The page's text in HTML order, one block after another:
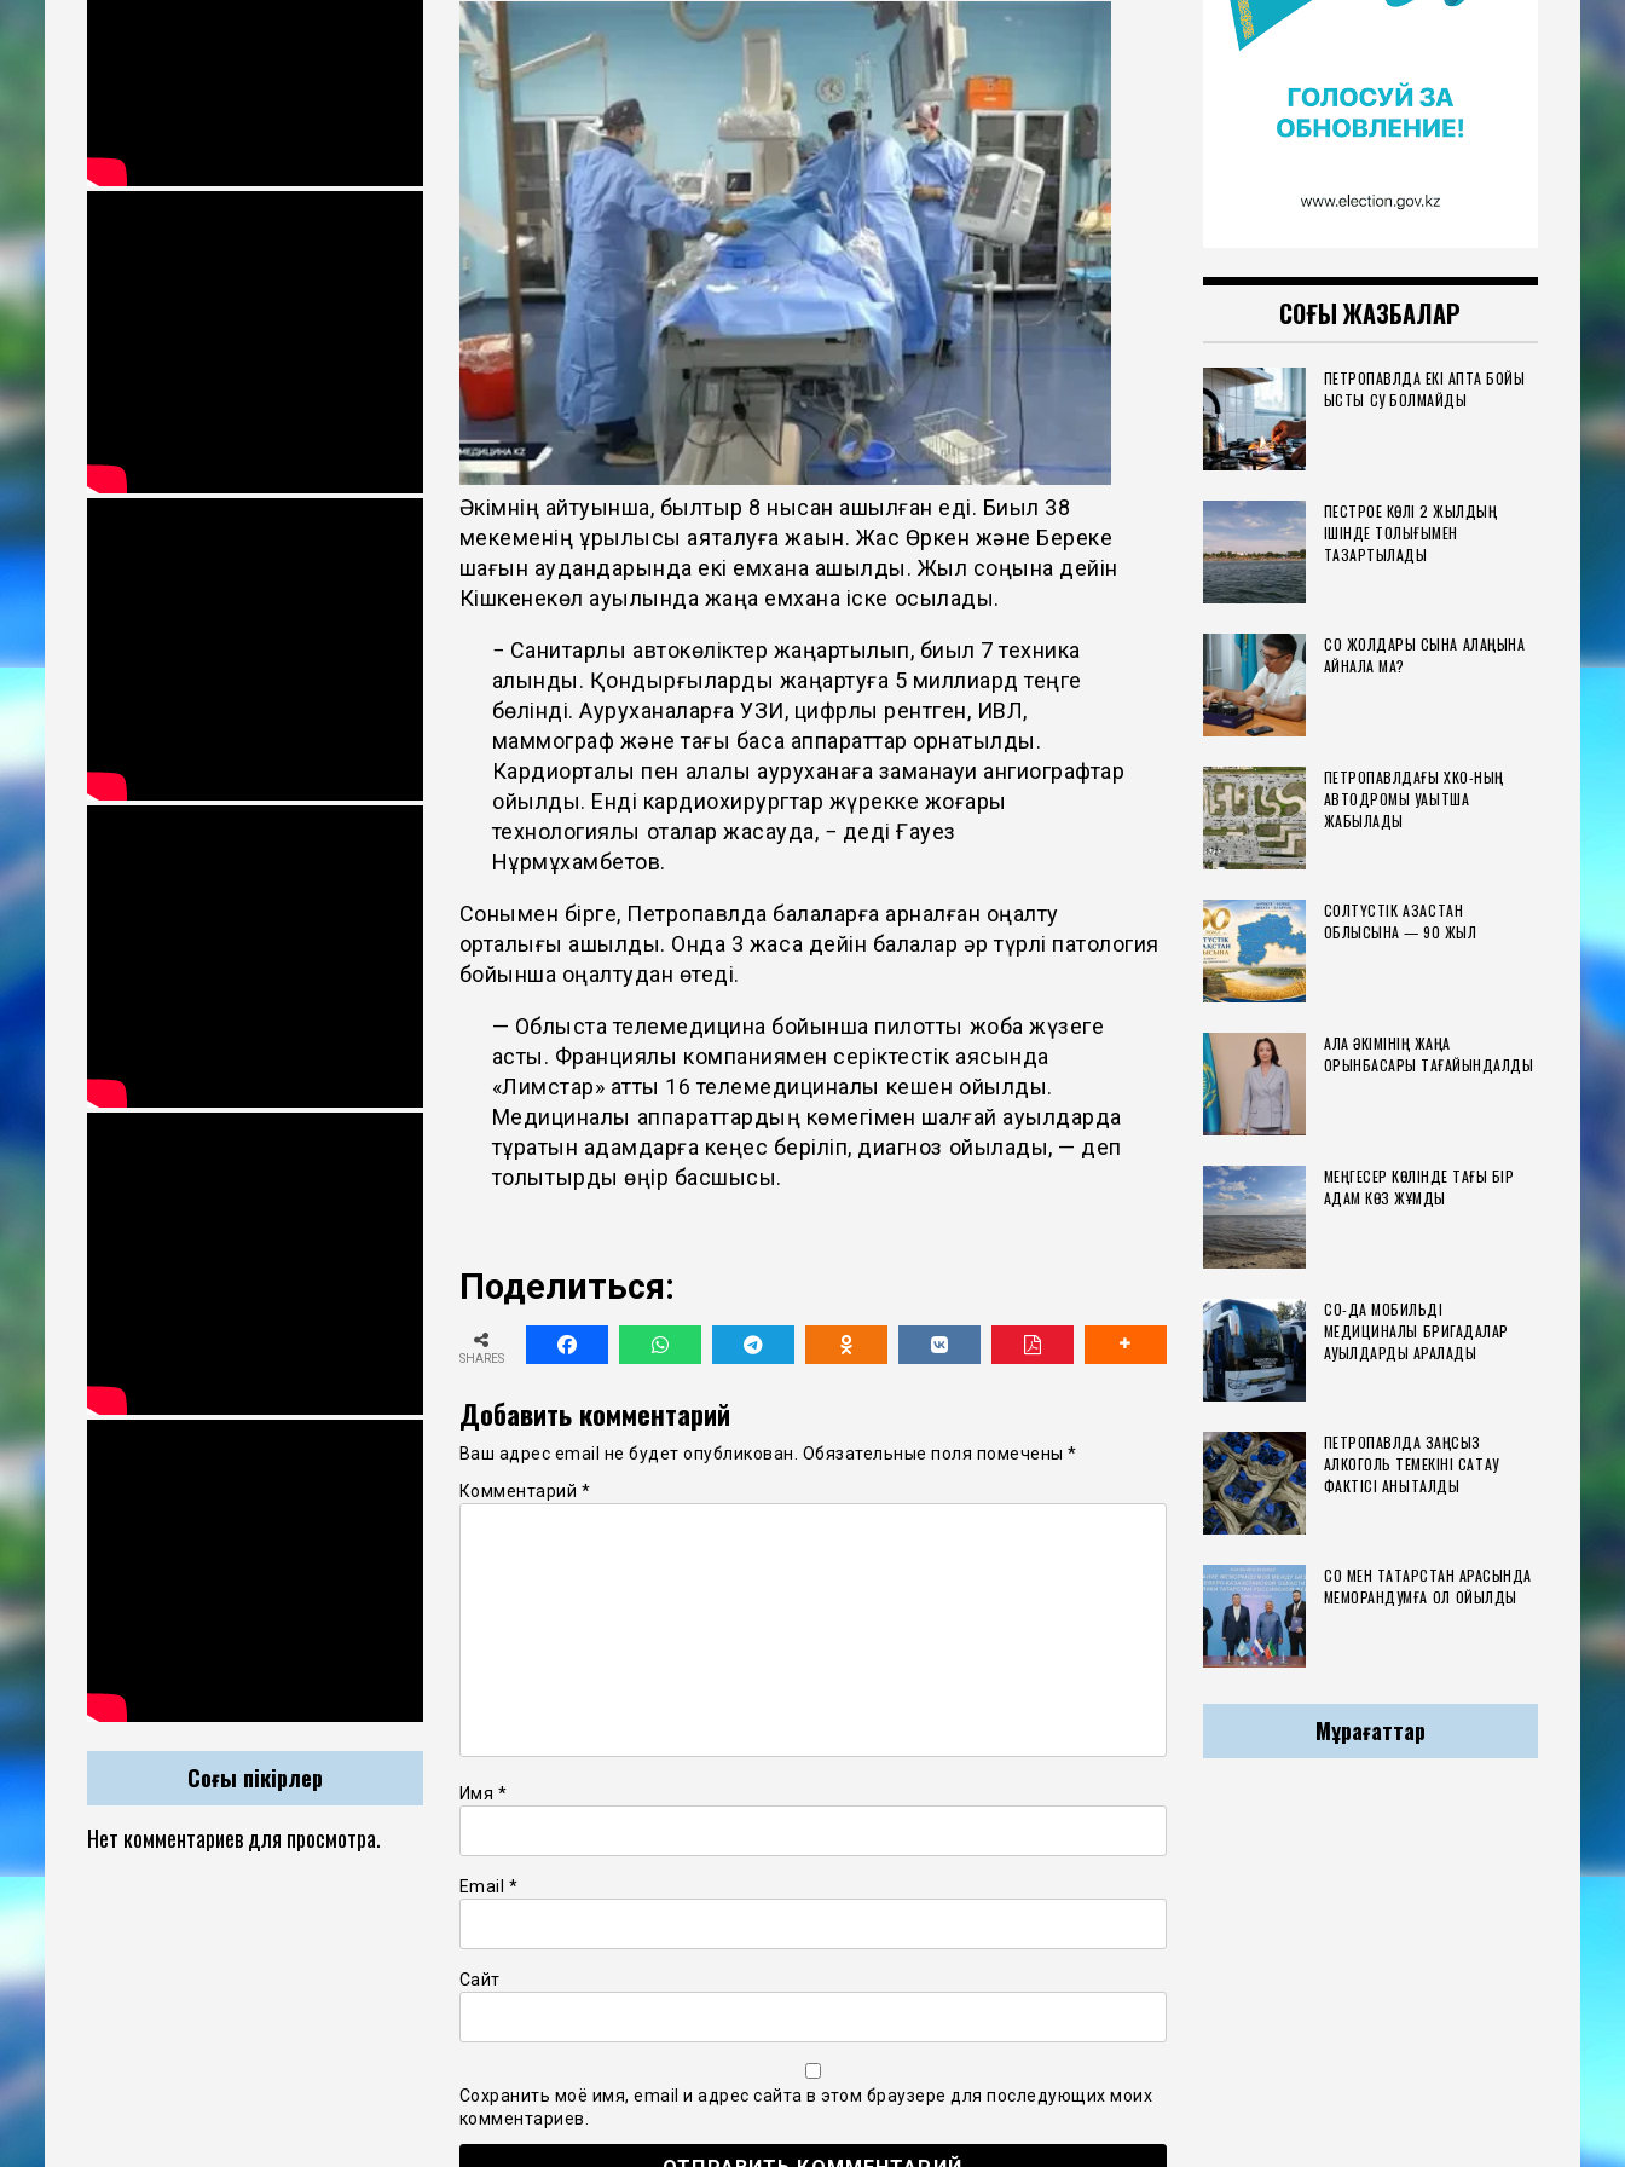
Әкімнің айтуынша, былтыр 8 нысан ашылған еді. Биыл 38
мекеменің құрылысы аяқталуға жақын. Жас Өркен және Береке
шағын аудандарында екі емхана ашылды. Жыл соңына дейін
Кішкенекөл ауылында жаңа емхана іске қосылады.
− Санитарлық автокөліктер жаңартылып, биыл 7 техника
алынды. Қондырғыларды жаңартуға 5 миллиард теңге
бөлінді. Ауруханаларға УЗИ, цифрлы рентген, ИВЛ,
маммограф және тағы басқа аппараттар орнатылды.
Кардиорталық пен қалалық ауруханаға заманауи ангиографтар
қойылды. Енді кардиохирургтар жүрекке жоғары
технологиялық оталар жасауда, − деді Ғауез
Нұрмұхамбетов.
Сонымен бірге, Петропавлда балаларға арналған оңалту
орталығы ашылды. Онда 3 жасқа дейін балалар әр түрлі патология
бойынша оңалтудан өтеді.
— Облыста телемедицина бойынша пилоттық жоба жүзеге
асты. Франциялық компаниямен серіктестік аясында
«Лимстар» атты 16 телемедициналық кешен қойылды.
Медициналық аппараттардың көмегімен шалғай ауылдарда
тұратын адамдарға кеңес беріліп, диагноз қойылады, — деп
толықтырды өңір басшысы.
Поделиться:
SHARES
Добавить комментарий
Ваш адрес email не будет опубликован. Обязательные поля помечены *
Комментарий *
Имя *
Email *
Сайт
Сохранить моё имя, email и адрес сайта в этом браузере для последующих моих
комментариев.
Соңғы пікірлер
Нет комментариев для просмотра.
СОҢҒЫ ЖАЗБАЛАР
ПЕТРОПАВЛДА ЕКІ АПТА БОЙЫ
ЫСТЫҚ СУ БОЛМАЙДЫ
ПЕСТРОЕ КӨЛІ 2 ЖЫЛДЫҢ
ІШІНДЕ ТОЛЫҒЫМЕН
ТАЗАРТЫЛАДЫ
СҚО ЖОЛДАРЫ СЫНАҚ АЛАҢЫНА
АЙНАЛА МА?
ПЕТРОПАВЛДАҒЫ ХҚКО-НЫҢ
АВТОДРОМЫ УАҚЫТША
ЖАБЫЛАДЫ
СОЛТҮСТІК ҚАЗАҚСТАН
ОБЛЫСЫНА — 90 ЖЫЛ
ҚАЛА ӘКІМІНІҢ ЖАҢА
ОРЫНБАСАРЫ ТАҒАЙЫНДАЛДЫ
МЕҢГЕСЕР КӨЛІНДЕ ТАҒЫ БІР
АДАМ КӨЗ ЖҰМДЫ
СҚО-ДА МОБИЛЬДІ
МЕДИЦИНАЛЫҚ БРИГАДАЛАР
АУЫЛДАРДЫ АРАЛАДЫ
ПЕТРОПАВЛДА ЗАҢСЫЗ
АЛКОГОЛЬ ТЕМЕКІНІ САҚТАУ
ФАКТІСІ АНЫҚТАЛДЫ
СҚО МЕН ТАТАРСТАН АРАСЫНДА
МЕМОРАНДУМҒА ҚОЛ ҚОЙЫЛДЫ
Мұрағаттар